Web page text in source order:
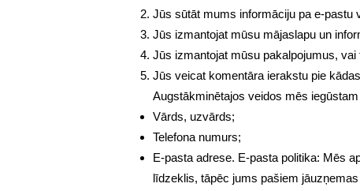
Jūs sūtāt mums informāciju pa e-pastu
Jūs izmantojat mūsu mājaslapu un
Jūs izmantojat mūsu pakalpojumus,
Jūs veicat komentāra ierakstu pie
Augstākminētajos veidos mēs
Vārds, uzvārds;
Telefona numurs;
E-pasta adrese. E-pasta politika: Mēs
līdzeklis, tāpēc jums pašiem